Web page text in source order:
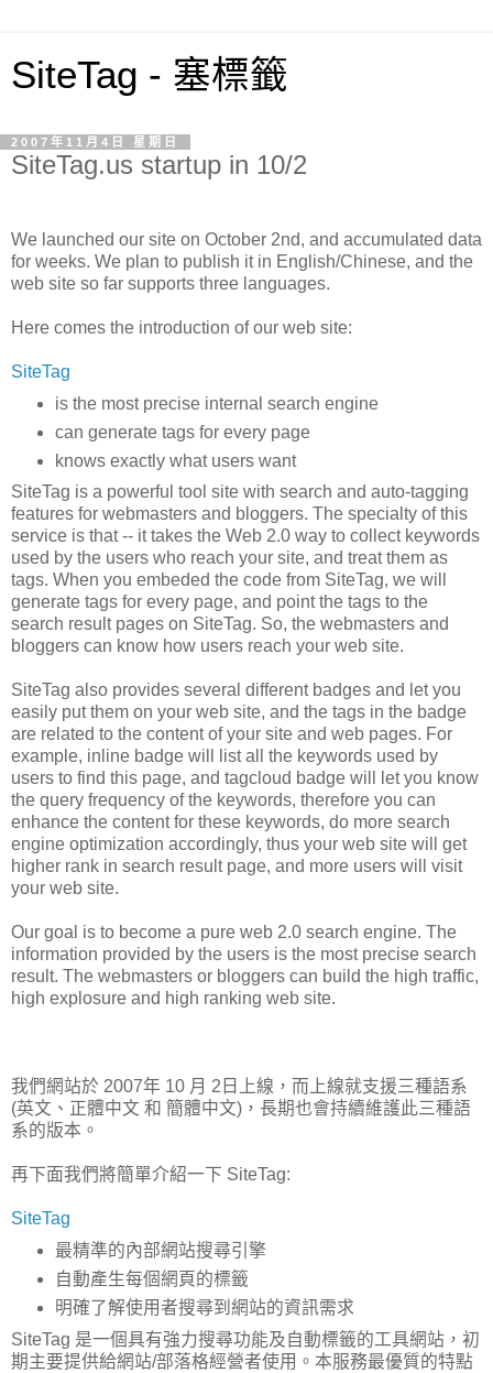
SiteTag - 塞標籤
2007年11月4日 星期日
SiteTag.us startup in 10/2
We launched our site on October 2nd, and accumulated data
for weeks. We plan to publish it in English/Chinese, and the
web site so far supports three languages.
Here comes the introduction of our web site:
SiteTag
is the most precise internal search engine
can generate tags for every page
knows exactly what users want
SiteTag is a powerful tool site with search and auto-tagging
features for webmasters and bloggers. The specialty of this
service is that -- it takes the Web 2.0 way to collect keywords
used by the users who reach your site, and treat them as
tags. When you embeded the code from SiteTag, we will
generate tags for every page, and point the tags to the
search result pages on SiteTag. So, the webmasters and
bloggers can know how users reach your web site.
SiteTag also provides several different badges and let you
easily put them on your web site, and the tags in the badge
are related to the content of your site and web pages. For
example, inline badge will list all the keywords used by
users to find this page, and tagcloud badge will let you know
the query frequency of the keywords, therefore you can
enhance the content for these keywords, do more search
engine optimization accordingly, thus your web site will get
higher rank in search result page, and more users will visit
your web site.
Our goal is to become a pure web 2.0 search engine. The
information provided by the users is the most precise search
result. The webmasters or bloggers can build the high traffic,
high explosure and high ranking web site.
我們網站於 2007年 10 月 2日上線，而上線就支援三種語系
(英文、正體中文 和 簡體中文)，長期也會持續維護此三種語
系的版本。
再下面我們將簡單介紹一下 SiteTag:
SiteTag
最精準的內部網站搜尋引擎
自動產生每個網頁的標籤
明確了解使用者搜尋到網站的資訊需求
SiteTag 是一個具有強力搜尋功能及自動標籤的工具網站，初
期主要提供給網站/部落格經營者使用。本服務最優質的特點